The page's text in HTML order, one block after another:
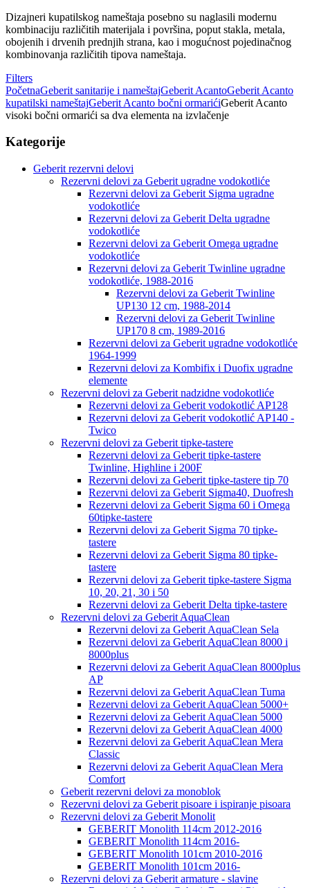
Dizajneri kupatilskog nameštaja posebno su naglasili modernu
kombinaciju različitih materijala i površina, poput stakla, metala,
obojenih i drvenih prednjih strana, kao i mogućnost pojedinačnog
kombinovanja različitih tipova nameštaja.
Filters
PočetnaGeberit sanitarije i nameštajGeberit AcantoGeberit Acanto
kupatilski nameštajGeberit Acanto bočni ormarićiGeberit Acanto
visoki bočni ormarići sa dva elementa na izvlačenje
Kategorije
Geberit rezervni delovi
Rezervni delovi za Geberit ugradne vodokotliće
Rezervni delovi za Geberit Sigma ugradne
vodokotliće
Rezervni delovi za Geberit Delta ugradne
vodokotliće
Rezervni delovi za Geberit Omega ugradne
vodokotliće
Rezervni delovi za Geberit Twinline ugradne
vodokotliće, 1988-2016
Rezervni delovi za Geberit Twinline
UP130 12 cm, 1988-2014
Rezervni delovi za Geberit Twinline
UP170 8 cm, 1989-2016
Rezervni delovi za Geberit ugradne vodokotliće
1964-1999
Rezervni delovi za Kombifix i Duofix ugradne
elemente
Rezervni delovi za Geberit nadzidne vodokotliće
Rezervni delovi za Geberit vodokotlić AP128
Rezervni delovi za Geberit vodokotlić AP140 -
Twico
Rezervni delovi za Geberit tipke-tastere
Rezervni delovi za Geberit tipke-tastere
Twinline, Highline i 200F
Rezervni delovi za Geberit tipke-tastere tip 70
Rezervni delovi za Geberit Sigma40, Duofresh
Rezervni delovi za Geberit Sigma 60 i Omega
60tipke-tastere
Rezervni delovi za Geberit Sigma 70 tipke-
tastere
Rezervni delovi za Geberit Sigma 80 tipke-
tastere
Rezervni delovi za Geberit tipke-tastere Sigma
10, 20, 21, 30 i 50
Rezervni delovi za Geberit Delta tipke-tastere
Rezervni delovi za Geberit AquaClean
Rezervni delovi za Geberit AquaClean Sela
Rezervni delovi za Geberit AquaClean 8000 i
8000plus
Rezervni delovi za Geberit AquaClean 8000plus
AP
Rezervni delovi za Geberit AquaClean Tuma
Rezervni delovi za Geberit AquaClean 5000+
Rezervni delovi za Geberit AquaClean 5000
Rezervni delovi za Geberit AquaClean 4000
Rezervni delovi za Geberit AquaClean Mera
Classic
Rezervni delovi za Geberit AquaClean Mera
Comfort
Geberit rezervni delovi za monoblok
Rezervni delovi za Geberit pisoare i ispiranje pisoara
Rezervni delovi za Geberit Monolit
GEBERIT Monolith 114cm 2012-2016
GEBERIT Monolith 114cm 2016-
GEBERIT Monolith 101cm 2010-2016
GEBERIT Monolith 101cm 2016-
Rezervni delovi za Geberit armature - slavine